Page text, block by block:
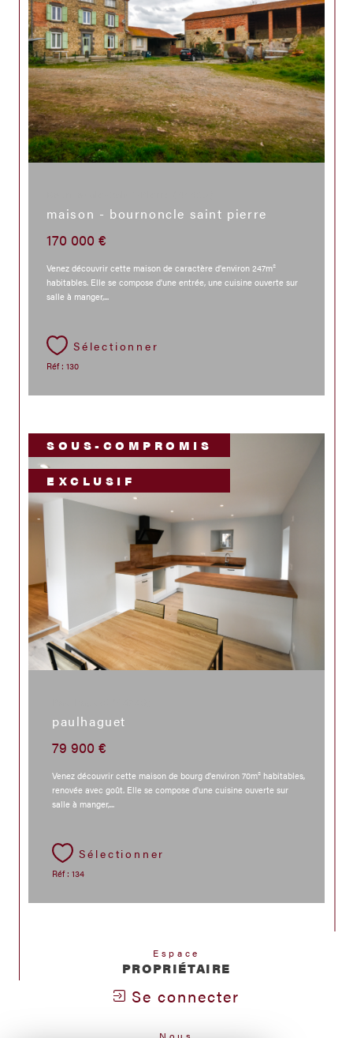
maison - bournoncle saint pierre
170 000 €
Venez découvrir cette maison de caractère d'environ 247m²
habitables. Elle se compose d'une entrée, une cuisine ouverte sur
salle à manger,...
Sélectionner
Réf : 130
paulhaguet
79 900 €
Venez découvrir cette maison de bourg d'environ 70m² habitables,
renovée avec goût. Elle se compose d'une cuisine ouverte sur
salle à manger,...
Sélectionner
Réf : 134
SOUS-COMPROMIS
EXCLUSIF
Espace
PROPRIÉTAIRE
Se connecter